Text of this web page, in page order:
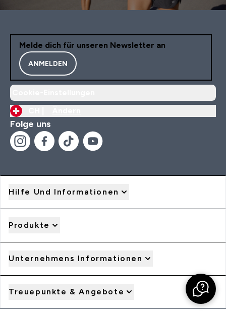
Melde dich für unseren Newsletter an
ANMELDEN
Folge uns
Hilfe Und Informationen
Produkte
Unternehmens Informationen
Treuepunkte & Angebote